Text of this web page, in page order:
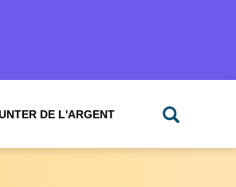
DE L'ARGENT